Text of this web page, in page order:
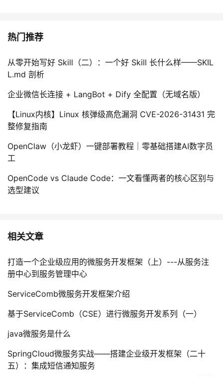
热门推荐
从零开始写好 Skill（二）：一个好 Skill 长什么样——SKIL
L.md 剖析
企业微信长连接 + LangBot + Dify 全配置（无域名版）
【Linux内核】Linux 核弹级高危漏洞 CVE-2026-31431 完
整修复指南
OpenClaw（小龙虾）一键部署教程｜零基础搭建AI数字员
工
OpenCode vs Claude Code：一文看懂两者的核心区别与
选型建议
相关文章
打造一个企业级应用的微服务开发框架（上）---从服务注
册中心到服务管理中心
ServiceComb微服务开发框架介绍
基于ServiceComb（CSE）进行微服务开发系列（一）
java微服务是什么
SpringCloud微服务实战——搭建企业级开发框架（二十
五）：集成短信通知服务